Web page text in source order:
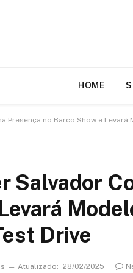
HOME
Presença no Barco Show e
Salvador
Drive
Atualizado: 28/02/2025